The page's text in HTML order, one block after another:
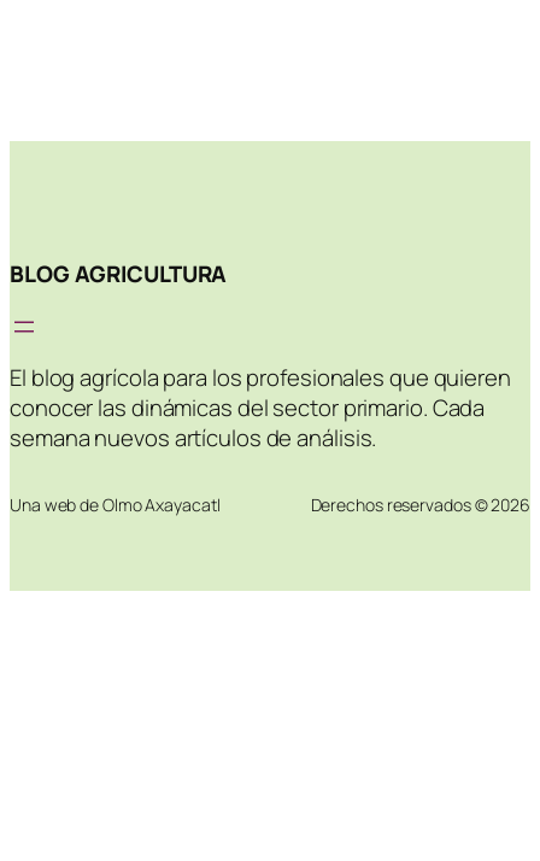
BLOG AGRICULTURA
El blog agrícola para los profesionales que quieren
conocer las dinámicas del sector primario. Cada
semana nuevos artículos de análisis.
Una web de Olmo Axayacatl Derechos reservados © 2026